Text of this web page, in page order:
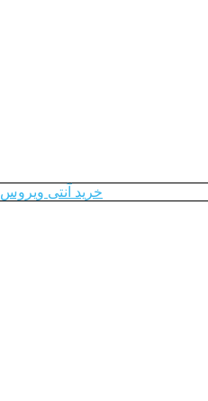
خرید آنتی ویروس